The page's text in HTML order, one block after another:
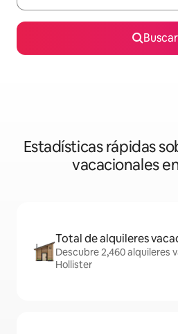
Buscar
Estadísticas rápidas
vacacionales
Total de alquileres
Descubre 2,460 alquileres
Hollister